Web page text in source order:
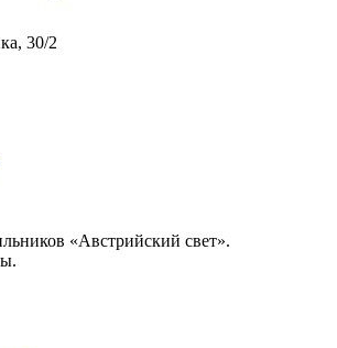
30/2
«Австрийский свет».